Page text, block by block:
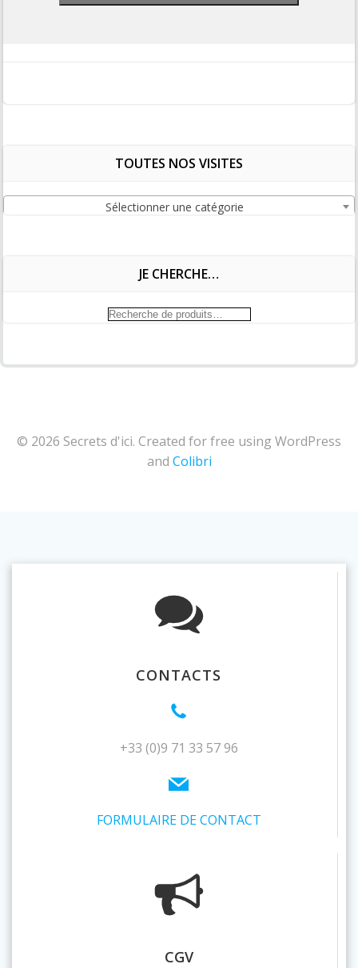
TOUTES NOS VISITES
Sélectionner une catégorie
JE CHERCHE…
Recherche
© 2026 Secrets d'ici. Created for free using WordPress
and Colibri
CONTACTS
+33 (0)9 71 33 57 96
FORMULAIRE DE CONTACT
CGV